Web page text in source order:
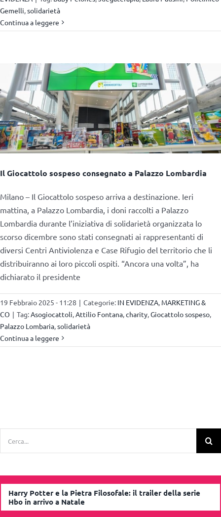
Gemelli,solidarietà
Continua a leggere
Il Giocattolo sospeso consegnato a Palazzo Lombardia
Milano – Il Giocattolo sospeso arriva a destinazione. Ieri
mattina, a Palazzo Lombardia, i doni raccolti a Palazzo
Lombardia durante l’iniziativa di solidarietà organizzata lo
scorso dicembre sono stati consegnati ai rappresentanti di
diversi Centri Antiviolenza e Case Rifugio del territorio che li
distribuiranno ai loro piccoli ospiti. “Ancora una volta”, ha
dichiarato il presidente
19 Febbraio 2025 - 11:28 | Categorie: IN EVIDENZA, MARKETING &
CO | Tag:Asogiocattoli,Attilio Fontana,charity,Giocattolo sospeso,
Palazzo Lombaria,solidarietà
Continua a leggere
Harry Potter e la Pietra Filosofale: il trailer della serie
Hbo in arrivo a Natale